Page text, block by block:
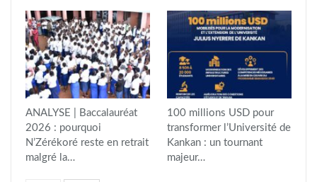
ANALYSE | Baccalauréat
2026 : pourquoi
N’Zérékoré reste en retrait
malgré la…
100 millions USD pour
transformer l’Université de
Kankan : un tournant
majeur…